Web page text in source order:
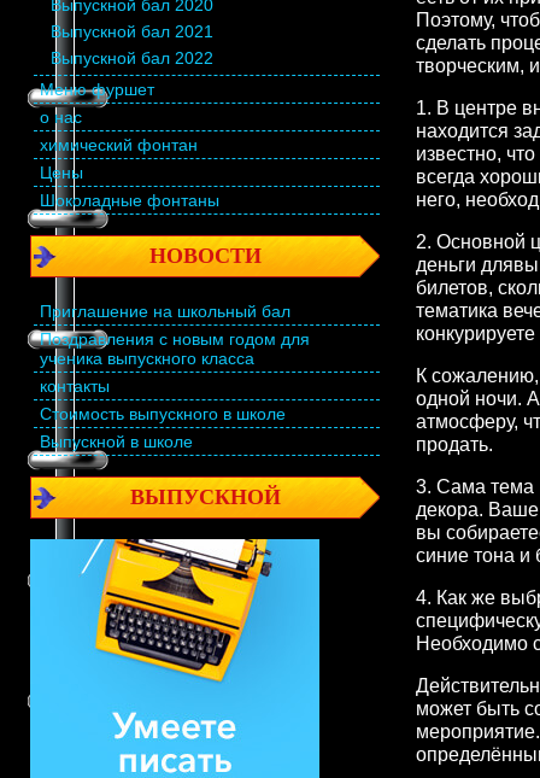
Выпускной бал 2020
Выпускной бал 2021
Выпускной бал 2022
Меню фуршет
о нас
химический фонтан
Цены
Шоколадные фонтаны
НОВОСТИ
Приглашение на школьный бал
Поздравления с новым годом для
ученика выпускного класса
контакты
Стоимость выпускного в школе
Выпускной в школе
ВЫПУСКНОЙ
Поэтому,
сделать
творческим,
1. В центре
находится
известно,
всегда
него,
2. Основной
деньги
билетов,
тематика
К сожалению,
одной ночи.
атмосферу,
продать.
3. Сама тема
декора.
вы
синие тона и
4. Как же
Необходимо
может быть